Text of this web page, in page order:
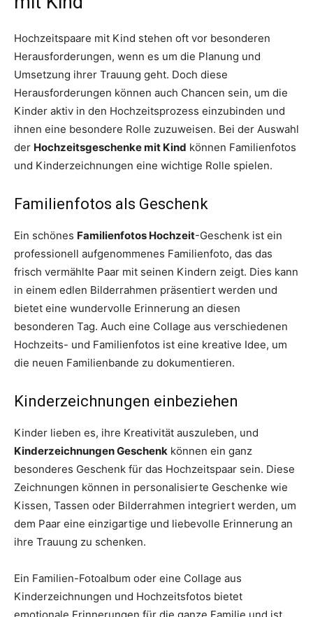
Hochzeitspaare mit Kind stehen oft vor besonderen
Herausforderungen, wenn es um die Planung und
Umsetzung ihrer Trauung geht. Doch diese
Herausforderungen können auch Chancen sein, um die
Kinder aktiv in den Hochzeitsprozess einzubinden und
ihnen eine besondere Rolle zuzuweisen. Bei der Auswahl
der Hochzeitsgeschenke mit Kind können Familienfotos
und Kinderzeichnungen eine wichtige Rolle spielen.
Familienfotos als Geschenk
Ein schönes Familienfotos Hochzeit-Geschenk ist ein
professionell aufgenommenes Familienfoto, das das
frisch vermählte Paar mit seinen Kindern zeigt. Dies kann
in einem edlen Bilderrahmen präsentiert werden und
bietet eine wundervolle Erinnerung an diesen
besonderen Tag. Auch eine Collage aus verschiedenen
Hochzeits- und Familienfotos ist eine kreative Idee, um
die neuen Familienbande zu dokumentieren.
Kinderzeichnungen einbeziehen
Kinder lieben es, ihre Kreativität auszuleben, und
Kinderzeichnungen Geschenk können ein ganz
besonderes Geschenk für das Hochzeitspaar sein. Diese
Zeichnungen können in personalisierte Geschenke wie
Kissen, Tassen oder Bilderrahmen integriert werden, um
dem Paar eine einzigartige und liebevolle Erinnerung an
ihre Trauung zu schenken.
Ein Familien-Fotoalbum oder eine Collage aus
Kinderzeichnungen und Hochzeitsfotos bietet